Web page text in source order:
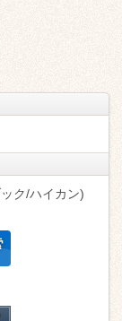
ク/ハイカン)